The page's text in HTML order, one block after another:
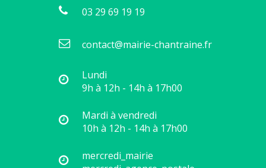
03 29 69 19 19
contact@mairie-chantraine.fr
Lundi
9h à 12h - 14h à 17h00
Mardi à vendredi
10h à 12h - 14h à 17h00
mercredi_mairie